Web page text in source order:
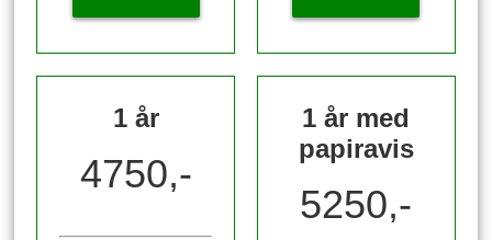
1 år
4750,-
1 år med
papiravis
5250,-